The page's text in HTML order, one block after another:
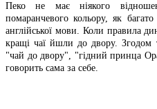
Пеко не має ніякого
помаранчевого кольору, як
англійської мови. Коли правила
кращі чаї йшли до двору. Згодом
"чай до двору", "гідний принца
говорить сама за себе.